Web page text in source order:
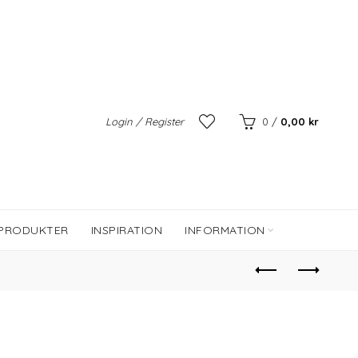
Login / Register 0 / 0,00 kr
INSPIRATION INFORMATION